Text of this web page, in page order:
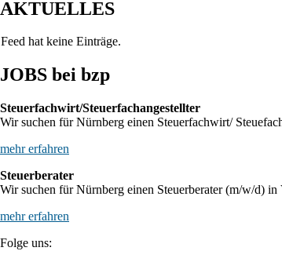
AKTUELLES
hat keine Einträge.
JOBS bei bzp
Steuerfachwirt/Steuerfachangestellter
Wir suchen für Nürnberg einen Steuerfachwirt/
mehr erfahren
Steuerberater
Wir suchen für Nürnberg einen Steuerberater (m/w/d)
mehr erfahren
Folge uns: